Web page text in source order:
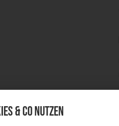
& Co nutzen